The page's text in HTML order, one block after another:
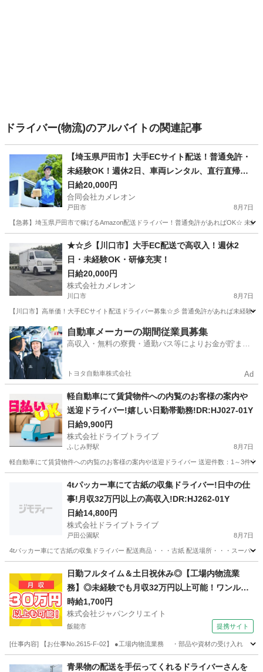
ドライバー(物流)のアルバイトの関連記事
【埼玉県戸田市】大手ECサイト配送！普通免許・
未経験OK！週休2日、車両レンタル、直行直帰で
稼げる！
日給20,000円
合同会社カメレオン
戸田市 8月7日
【急募】埼玉県戸田市で稼げるAmazon配送ドライバー！普通免許があればOK☆ 未
ドライバー 積み込み
★☆彡【川口市】大手EC配送で高収入！週休2
日・未経験OK・研修充実！
日給20,000円
株式会社カメレオン
川口市 8月7日
【川口市】高単価！大手ECサイト配送ドライバー募集☆彡 普通免許があれば未経験
埼玉 川口市 ドライバー 積み込み
自動車メーカーの期間従業員募集
高収入・無料の寮費・通勤バス等によりお金が貯まり
トヨタ自動車株式会社 Ad
軽自動車にて賃貸物件への内覧のお客様の案内や
送迎ドライバー!嬉しい日勤帯勤務!DR:HJ027-01Y
日給9,900円
株式会社ドライブトライブ
ふじみ野駅 8月7日
軽自動車にて賃貸物件への内覧のお客様の案内や送迎ドライバー 送迎件数：1～3件
ふじみ野駅 ドライバー 給料日
4tパッカー車にて古紙の収集ドライバー!日中の仕
事!月収32万円以上の高収入!DR:HJ262-01Y
日給14,800円
株式会社ドライブトライブ
戸田公園駅 8月7日
4tパッカー車にて古紙の収集ドライバー 配送商品・・・古紙 配送場所・・・スーパ
戸田公園駅 ドライバー 番号
日勤フルタイム＆土日祝休み◎【工場内物流業
務】◎未経験でも月収32万円以上可能！ワンルー
ム寮完備！
時給1,700円
株式会社ジャパンクリエイト
飯能市 提携サイト
[仕事内容] 【お仕事No.2615-F-02】 ●工場内物流業務 ・部品や資材の受け入れ
その他
青果物の配送を手伝ってくれるドライバーさんを